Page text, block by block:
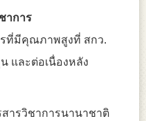
าการ
ที่มีคุณภาพสูงที่ สกว.
และต่อเนื่องหลัง
ารวิชาการนานาชาติ